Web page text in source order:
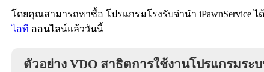
โดยคุณสามารถหาซื้อ โปรแกรมโรงรับจำนำ iPawnService ได้
ไอที ออนไลน์แล้ววันนี้
ตัวอย่าง VDO สาธิตการใช้งานโปรแกรมระ